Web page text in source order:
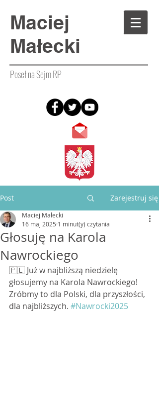
Maciej
Małecki
Poseł na Sejm RP
Post Zarejestruj się
Głosuję na Karola
Nawrockiego
Maciej Małecki
16 maj 2025 1 minut(y) czytania
🇵🇱 Już w najbliższą niedzielę
głosujemy na Karola Nawrockiego!
Zróbmy to dla Polski, dla przyszłości,
dla najbliższych. #Nawrocki2025